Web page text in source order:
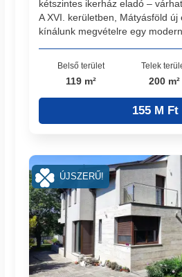
kétszintes ikerház eladó –
A XVI. kerületben, Mátyásföld új
kínálunk megvételre egy
Belső terület
119 m²
Telek
200 m²
155 M Ft
ÚJSZERŰ!